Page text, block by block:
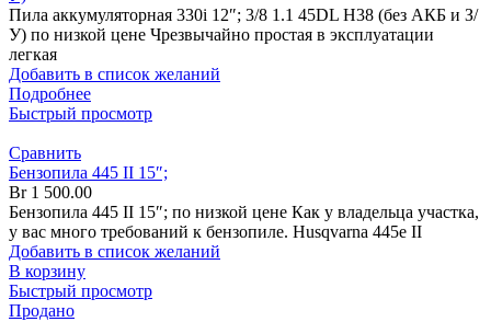
Пила аккумуляторная 330i 12″; 3/8 1.1 45DL H38 (без АКБ и З/
У) по низкой цене Чрезвычайно простая в эксплуатации
легкая
Добавить в список желаний
Подробнее
Быстрый просмотр
Сравнить
Бензопила 445 II 15″;
Br1 500.00
Бензопила 445 II 15″; по низкой цене Как у владельца участка,
у вас много требований к бензопиле. Husqvarna 445e II
Добавить в список желаний
В корзину
Быстрый просмотр
Продано